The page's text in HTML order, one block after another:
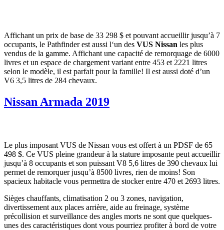
Affichant un prix de base de 33 298 $ et pouvant accueillir jusqu’à 7
occupants, le Pathfinder est aussi l‘un des VUS Nissan les plus
vendus de la gamme. Affichant une capacité de remorquage de 6000
livres et un espace de chargement variant entre 453 et 2221 litres
selon le modèle, il est parfait pour la famille! Il est aussi doté d’un
V6 3,5 litres de 284 chevaux.
Nissan Armada 2019
Le plus imposant VUS de Nissan vous est offert à un PDSF de 65
498 $. Ce VUS pleine grandeur à la stature imposante peut accueillir
jusqu’à 8 occupants et son puissant V8 5,6 litres de 390 chevaux lui
permet de remorquer jusqu’à 8500 livres, rien de moins! Son
spacieux habitacle vous permettra de stocker entre 470 et 2693 litres.
Sièges chauffants, climatisation 2 ou 3 zones, navigation,
divertissement aux places arrière, aide au freinage, système
précollision et surveillance des angles morts ne sont que quelques-
unes des caractéristiques dont vous pourriez profiter à bord de votre